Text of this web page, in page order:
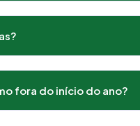
fora do início do ano?